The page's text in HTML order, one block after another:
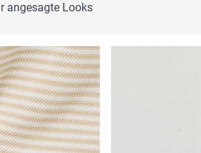
angesagte Looks